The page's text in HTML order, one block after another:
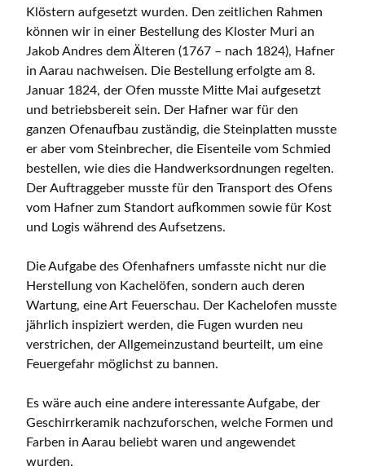
Klöstern aufgesetzt wurden. Den zeitlichen Rahmen
können wir in einer Bestellung des Kloster Muri an
Jakob Andres dem Älteren (1767 – nach 1824), Hafner
in Aarau nachweisen. Die Bestellung erfolgte am 8.
Januar 1824, der Ofen musste Mitte Mai aufgesetzt
und betriebsbereit sein. Der Hafner war für den
ganzen Ofenaufbau zuständig, die Steinplatten musste
er aber vom Steinbrecher, die Eisenteile vom Schmied
bestellen, wie dies die Handwerksordnungen regelten.
Der Auftraggeber musste für den Transport des Ofens
vom Hafner zum Standort aufkommen sowie für Kost
und Logis während des Aufsetzens.
Die Aufgabe des Ofenhafners umfasste nicht nur die
Herstellung von Kachelöfen, sondern auch deren
Wartung, eine Art Feuerschau. Der Kachelofen musste
jährlich inspiziert werden, die Fugen wurden neu
verstrichen, der Allgemeinzustand beurteilt, um eine
Feuergefahr möglichst zu bannen.
Es wäre auch eine andere interessante Aufgabe, der
Geschirrkeramik nachzuforschen, welche Formen und
Farben in Aarau beliebt waren und angewendet
wurden.